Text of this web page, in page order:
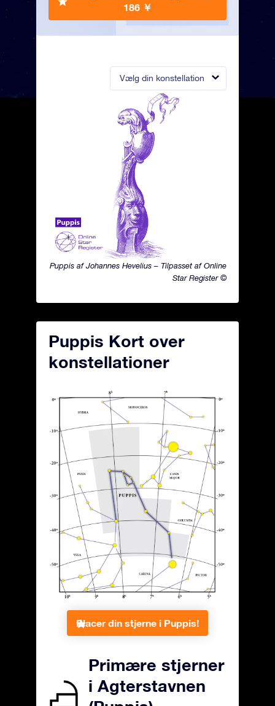
Vælg din konstellation
Puppis af Johannes Hevelius – Tilpasset af Online
Star Register ©
186 ￥
Puppis Kort over
konstellationer
Placer din stjerne i Puppis!
Primære stjerner
i Agterstavnen